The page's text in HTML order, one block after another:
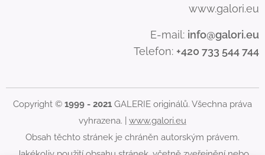
www.galori.eu
E-mail: info@galori.eu
Telefon: +420 733 544 744
Copyright © 1999 - 2021 GALERIE originálů. Všechna práva
vyhrazena. | www.galori.eu
Obsah těchto stránek je chráněn autorským právem.